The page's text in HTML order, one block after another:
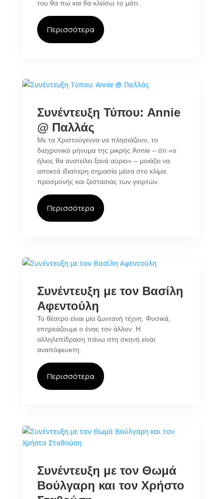
του θα πω και θα κλείσω το μάτι.
Περισσότερα
Συνέντευξη Τύπου: Annie
@ Παλλάς
Με τα Χριστούγεννα να πλησιάζουν, το
διαχρονικό μήνυμα της μικρής Annie – ότι «ο
ήλιος θα ανατείλει ξανά αύριο» – μοιάζει να
αποκτά ιδιαίτερη σημασία μέσα στο κλίμα
προσμονής και ζεστασιάς των γιορτών.
Περισσότερα
Συνέντευξη με τον Βασίλη
Αφεντούλη
Το θέατρο είναι μία ζωντανή τέχνη. Φυσικά,
επηρεάζουμε ο ένας τον άλλον. Η
αλληλεπίδραση πάνω στη σκηνή είναι
αναπόφευκτη.
Περισσότερα
Συνέντευξη με τον Θωμά
Βούλγαρη και τον Χρήστο